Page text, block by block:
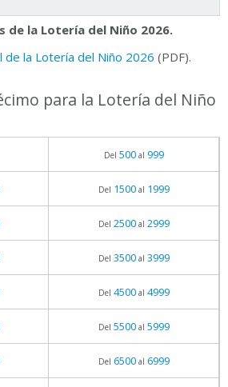
de la Lotería del Niño 2026.
de la Lotería del Niño 2026 (PDF).
para la Lotería del Niño
Del 500al 999
Del 1500al 1999
Del 2500al 2999
Del 3500al 3999
Del 4500al 4999
Del 5500al 5999
Del 6500al 6999